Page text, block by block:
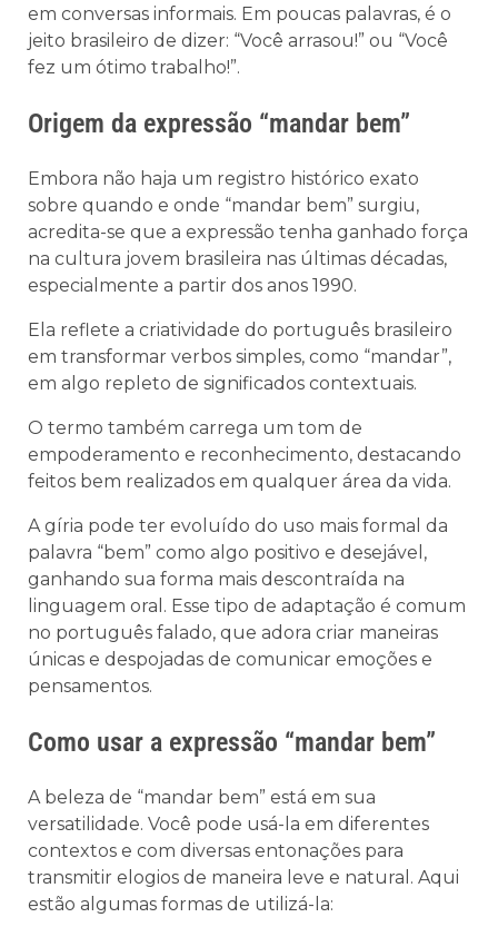
em conversas informais. Em poucas palavras, é o
jeito brasileiro de dizer: “Você arrasou!” ou “Você
fez um ótimo trabalho!”.
Origem da expressão “mandar bem”
Embora não haja um registro histórico exato
sobre quando e onde “mandar bem” surgiu,
acredita-se que a expressão tenha ganhado força
na cultura jovem brasileira nas últimas décadas,
especialmente a partir dos anos 1990.
Ela reflete a criatividade do português brasileiro
em transformar verbos simples, como “mandar”,
em algo repleto de significados contextuais.
O termo também carrega um tom de
empoderamento e reconhecimento, destacando
feitos bem realizados em qualquer área da vida.
A gíria pode ter evoluído do uso mais formal da
palavra “bem” como algo positivo e desejável,
ganhando sua forma mais descontraída na
linguagem oral. Esse tipo de adaptação é comum
no português falado, que adora criar maneiras
únicas e despojadas de comunicar emoções e
pensamentos.
Como usar a expressão “mandar bem”
A beleza de “mandar bem” está em sua
versatilidade. Você pode usá-la em diferentes
contextos e com diversas entonações para
transmitir elogios de maneira leve e natural. Aqui
estão algumas formas de utilizá-la: